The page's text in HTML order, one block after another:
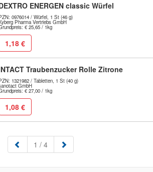
ENERGEN classic Würfel
0976014 / Würfel, 1 St (46 g)
Pharma Vertriebs GmbH
€ 25,65 / 1kg
1,18 €
Traubenzucker Rolle Zitrone
1321982 / Tabletten, 1 St (40 g)
GmbH
€ 27,00 / 1kg
1,08 €
1 (aktuell)
/ 4